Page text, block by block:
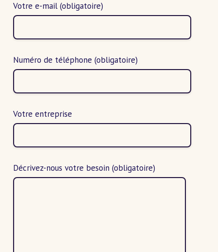
Votre e-mail (obligatoire)
Numéro de téléphone (obligatoire)
Votre entreprise
Décrivez-nous votre besoin (obligatoire)